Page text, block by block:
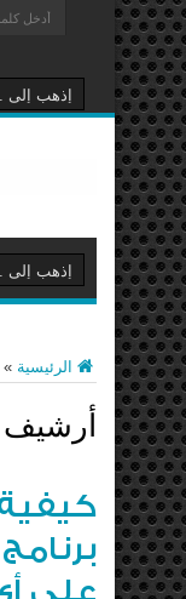
الرئيسية »
أرشيف
على